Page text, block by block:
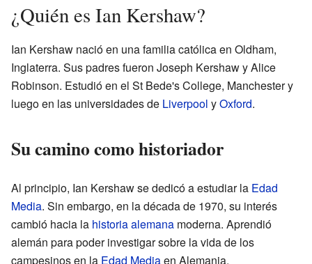
¿Quién es Ian Kershaw?
Ian Kershaw nació en una familia católica en Oldham,
Inglaterra. Sus padres fueron Joseph Kershaw y Alice
Robinson. Estudió en el St Bede's College, Manchester y
luego en las universidades de Liverpool yOxford.
Su camino como historiador
Al principio, Ian Kershaw se dedicó a estudiar la Edad
Media. Sin embargo, en la década de 1970, su interés
cambió hacia la historia alemana moderna. Aprendió
alemán para poder investigar sobre la vida de los
campesinos en la Edad Mediaen Alemania.